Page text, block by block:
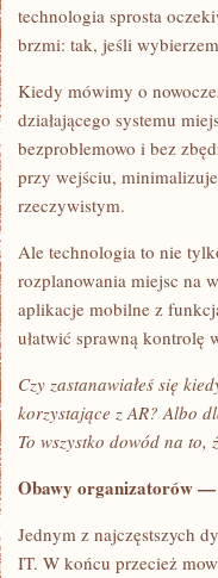
technologia sprosta
brzmi: tak, jeśli
Kiedy mówimy o
działającego systemu
bezproblemowo i bez
przy wejściu,
rzeczywistym.
Ale technologia to nie
rozplanowania miejsc na
aplikacje mobilne z
ułatwić sprawną kontrolę
Czy zastanawiałeś się
korzystające z AR? Albo
To wszystko dowód na to,
Obawy organizatorów —
Jednym z najczęstszych
IT. W końcu przecież